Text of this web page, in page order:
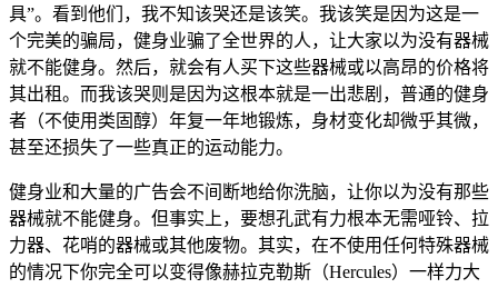
具”。看到他们，我不知该哭还是该笑。我该笑是因为这是一
个完美的骗局，健身业骗了全世界的人，让大家以为没有器械
就不能健身。然后，就会有人买下这些器械或以高昂的价格将
其出租。而我该哭则是因为这根本就是一出悲剧，普通的健身
者（不使用类固醇）年复一年地锻炼，身材变化却微乎其微，
甚至还损失了一些真正的运动能力。
健身业和大量的广告会不间断地给你洗脑，让你以为没有那些
器械就不能健身。但事实上，要想孔武有力根本无需哑铃、拉
力器、花哨的器械或其他废物。其实，在不使用任何特殊器械
的情况下你完全可以变得像赫拉克勒斯（Hercules）一样力大